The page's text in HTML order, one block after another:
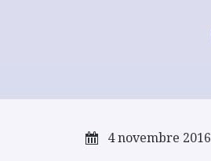
4 novembre 2016